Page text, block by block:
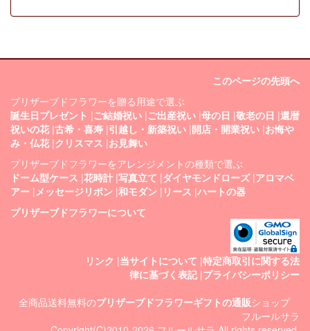
このページの先頭へ
プリザーブドフラワーを贈る用途で選ぶ
誕生日プレゼント |ご結婚祝い |ご出産祝い |母の日 |敬老の日 |還暦
祝いの花 |古希・喜寿 |引越し・新築祝い |開店・開業祝い |お悔や
み・仏花 |クリスマス |お見舞い
プリザーブドフラワーをアレンジメントの種類で選ぶ
ドーム型ケース |花時計 |写真立て |ダイヤモンドローズ|アロマベ
アー |メッセージリボン |和モダン | リース |ハートの器
プリザーブドフラワーについて
リンク |当サイトについて |特定商取引に関する法
律に基づく表記|プライバシーポリシー
全商品送料無料のプリザーブドフラワーギフトの通販ショップ
フルールサラ